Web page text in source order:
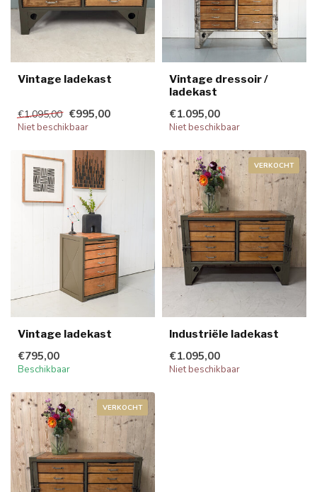
Vintage ladekast
€1.095,00 €995,00
Niet beschikbaar
Vintage dressoir /
ladekast
€1.095,00
Niet beschikbaar
Vintage ladekast
€795,00
Beschikbaar
VERKOCHT
Industriële ladekast
€1.095,00
Niet beschikbaar
VERKOCHT